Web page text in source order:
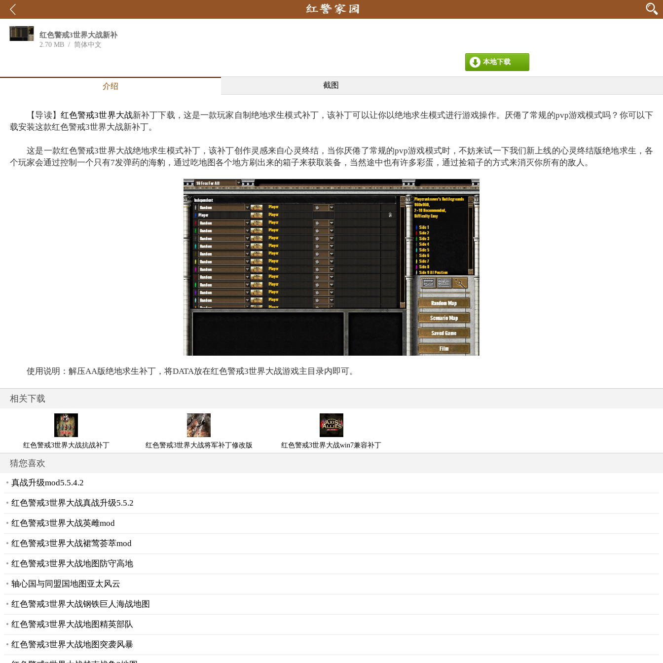
红色警戒3世界大战新补
丁
2.70 MB / 简体中文
本地下载
介绍 截图
【导读】 红色警戒3世界大战新补丁下载，这是一款玩家自制绝地求生模式补丁，该补丁可以让你以绝地求生模式进行游戏操作。厌倦了常规的pvp游戏模式吗？你可以下
载安装这款红色警戒3世界大战新补丁。
这是一款红色警戒3世界大战绝地求生模式补丁，该补丁创作灵感来自心灵终结，当你厌倦了常规的pvp游戏模式时，不妨来试一下我们新上线的心灵终结版绝地求生，各
个玩家会通过控制一个只有7发弹药的海豹，通过吃地图各个地方刷出来的箱子来获取装备，当然途中也有许多彩蛋，通过捡箱子的方式来消灭你所有的敌人。
使用说明：解压AA版绝地求生补丁，将DATA放在红色警戒3世界大战游戏主目录内即可。
相关下载
红色警戒3世界大战抗战补丁 红色警戒3世界大战将军补丁修改版 红色警戒3世界大战win7兼容补丁
猜您喜欢
真战升级mod5.5.4.2
红色警戒3世界大战真战升级5.5.2
红色警戒3世界大战英雌mod
红色警戒3世界大战裙莺荟萃mod
红色警戒3世界大战地图防守高地
轴心国与同盟国地图亚太风云
红色警戒3世界大战钢铁巨人海战地图
红色警戒3世界大战地图精英部队
红色警戒3世界大战地图突袭风暴